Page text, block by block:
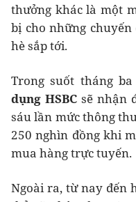
thưởng khác là một
bị cho những
hè sắp tới.
Trong suốt tháng
dụng HSBCsẽ nhận
sáu lần mức thông
250 nghìn đồng khi
mua hàng trực tuyến.
Ngoài ra, từ nay đến